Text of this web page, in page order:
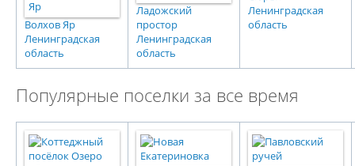
Волхов Яр
Ленинградская
область
Ладожский
простор
Ленинградская
область
Ленинградская
область
Популярные поселки за все время